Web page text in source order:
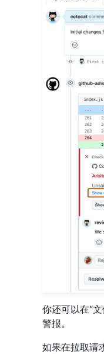
你还可以在“
警报。
如果在拉取请